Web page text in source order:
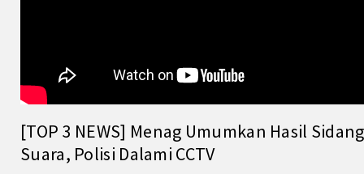
[TOP 3 NEWS] Menag Umumkan Hasil
Suara, Polisi Dalami CCTV